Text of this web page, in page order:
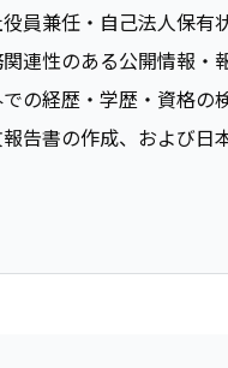
員兼任・自己法人保有
連性のある公開情報・
の経歴・学歴・資格の
告書の作成、および日